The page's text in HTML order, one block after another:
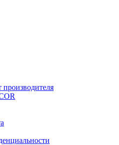
производителя